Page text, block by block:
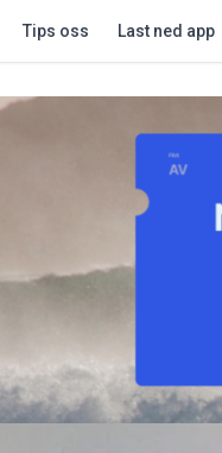
Tips oss Last ned app